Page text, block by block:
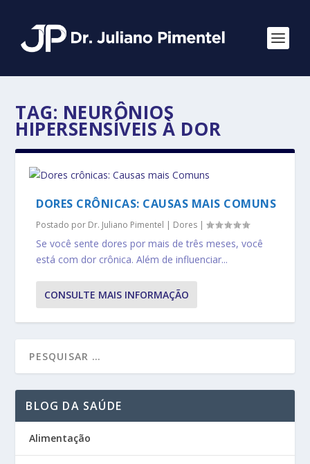
TAG: NEURÔNIOS
HIPERSENSÍVEIS À DOR
DORES CRÔNICAS: CAUSAS MAIS COMUNS
Postado por Dr. Juliano Pimentel | Dores |
Se você sente dores por mais de três meses, você
está com dor crônica. Além de influenciar...
CONSULTE MAIS INFORMAÇÃO
BLOG DA SAÚDE
Alimentação